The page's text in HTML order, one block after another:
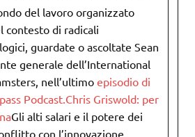
del lavoro organizzato
contesto di radicali
guardate o ascoltate Sean
generale dell’International
nell’ultimoepisodio di
Podcast.Chris Griswold: per
Gli alti salari e il potere dei
con l’innovazione